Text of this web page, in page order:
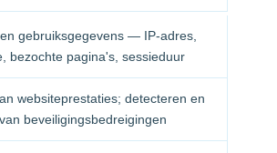
gebruiksgegevens — IP-adres,
bezochte pagina's, sessieduur
websiteprestaties; detecteren en
beveiligingsbedreigingen